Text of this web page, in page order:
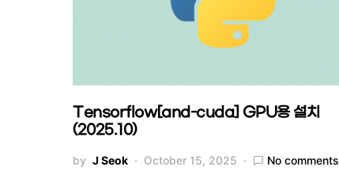
Tensorflow[and-cuda] GPU용 설치
(2025.10)
by J Seok October 15, 2025 No comments